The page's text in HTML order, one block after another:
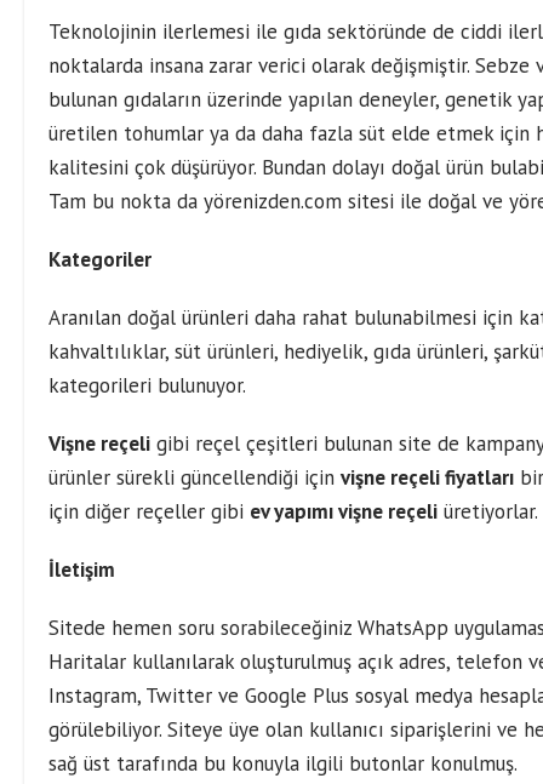
Teknolojinin ilerlemesi ile gıda sektöründe de ciddi
noktalarda insana zarar verici olarak değişmiştir.
bulunan gıdaların üzerinde yapılan deneyler, genetik
üretilen tohumlar ya da daha fazla süt elde etmek için
kalitesini çok düşürüyor. Bundan dolayı doğal ürün
Tam bu nokta da yörenizden.com sitesi ile doğal ve
Kategoriler
Aranılan doğal ürünleri daha rahat bulunabilmesi için
kahvaltılıklar, süt ürünleri, hediyelik, gıda ürünleri,
kategorileri bulunuyor.
Vişne reçeli gibi reçel çeşitleri bulunan site de
ürünler sürekli güncellendiği için vişne reçeli fiyatları
için diğer reçeller gibi ev yapımı vişne reçeli
İletişim
Sitede hemen soru sorabileceğiniz WhatsApp
Haritalar kullanılarak oluşturulmuş açık adres, telefon
Instagram, Twitter ve Google Plus sosyal medya
görülebiliyor. Siteye üye olan kullanıcı siparişlerini ve
sağ üst tarafında bu konuyla ilgili butonlar konulmuş.